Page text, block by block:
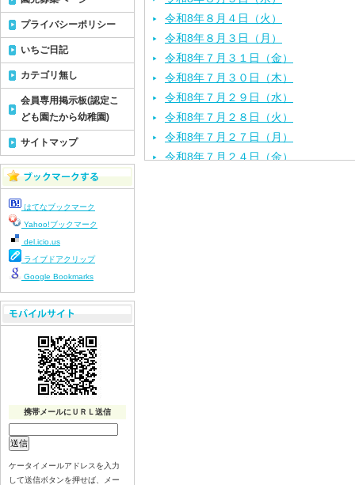
令和8年８月４日（火）
令和8年８月３日（月）
令和8年７月３１日（金）
令和8年７月３０日（木）
令和8年７月２９日（水）
令和8年７月２８日（火）
令和8年７月２７日（月）
令和8年７月２４日（金）
プライバシーポリシー
いちご日記
カテゴリ無し
会員専用掲示板(認定こ
ども園たから幼稚園)
サイトマップ
はてなブックマーク
Yahoo!ブックマーク
del.icio.us
ライブドアクリップ
Google Bookmarks
携帯メールにＵＲＬ送信
ケータイメールアドレスを入力
して送信ボタンを押せば、メー